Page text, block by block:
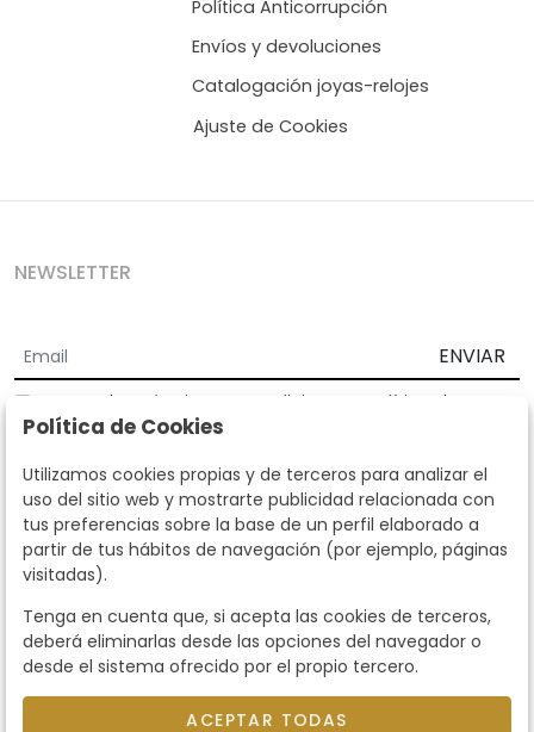
Política Anticorrupción
Envíos y devoluciones
Catalogación joyas-relojes
Ajuste de Cookies
NEWSLETTER
ENVIAR
Acepto los Términos y Condiciones
Política de
privacidad
Según la LOPD y disposiciones de desarrollo, informamos que sus
datos personales serán tratados por parte de Subastas Segre con la
finalidad de gestionar la relación comercial. Puede ejercitar los
derechos de acceso, rectificación, cancelación, oposición y demás
derechos en los términos establecidos en la normativa vigente
dirigiéndote a nosotros. Asimismo, nos puede solicitar el envío de
llamando al teléfono 915159584 o enviando un e-mail a
info@subastassegre.es
Este sitio está protegido por reCAPTCHA y se aplican la
Términos de servicio de Google.
Política de Cookies
Utilizamos cookies propias y de terceros para analizar el
uso del sitio web y mostrarte publicidad relacionada con
tus preferencias sobre la base de un perfil elaborado a
partir de tus hábitos de navegación (por ejemplo, páginas
visitadas).
Tenga en cuenta que, si acepta las cookies de terceros,
deberá eliminarlas desde las opciones del navegador o
desde el sistema ofrecido por el propio tercero.
ACEPTAR TODAS